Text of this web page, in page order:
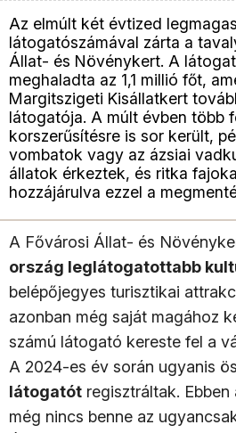
Az elmúlt két évtized
látogatószámával zárta a
Állat- és Növénykert. A
meghaladta az 1,1 millió főt,
Margitszigeti Kisállatkert
látogatója. A múlt évben több
korszerűsítésre is sor került,
vombatok vagy az ázsiai
állatok érkeztek, és ritka
hozzájárulva ezzel a
A Fővárosi Állat- és
ország leglátogatottabb
belépőjegyes turisztikai
azonban még saját magához
számú látogató kereste fel a
A 2024-es év során ugyanis
látogatót regisztráltak. Ebben
még nincs benne az